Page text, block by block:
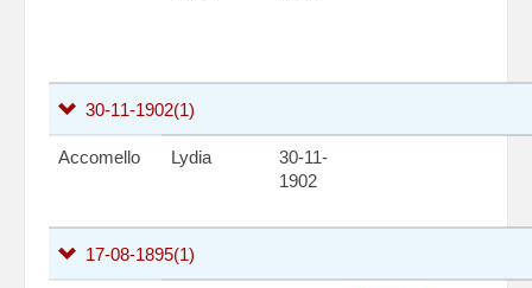
30-11-1902(1)
Accomello Lydia
30-11-
1902
17-08-1895(1)